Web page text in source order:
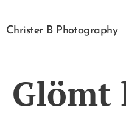
Christer B Photography
Glömt